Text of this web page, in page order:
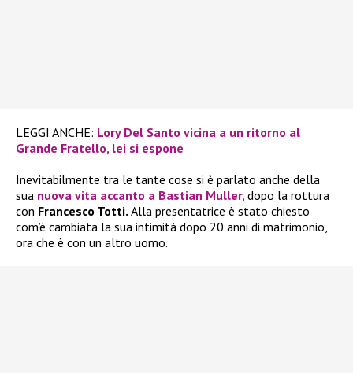
LEGGI ANCHE: Lory Del Santo vicina a un ritorno al
Grande Fratello, lei si espone
Inevitabilmente tra le tante cose si è parlato anche della
sua nuova vita accanto a Bastian Muller,dopo la rottura
con Francesco Totti. Alla presentatrice è stato chiesto
com’è cambiata la sua intimità dopo 20 anni di matrimonio,
ora che è con un altro uomo.